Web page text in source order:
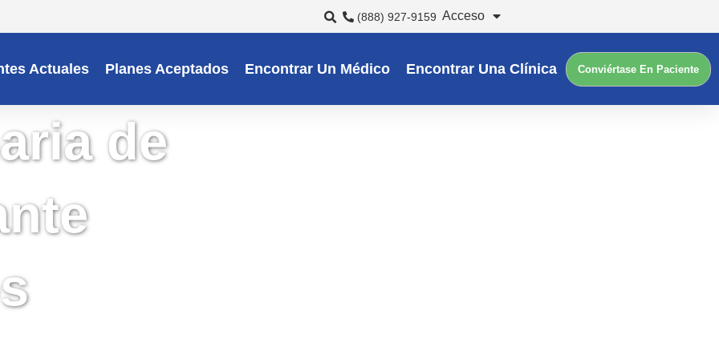
(888) 927-9159 Acceso
Actuales Planes Aceptados Encontrar Un Médico Encontrar Una Clínica Conviértase En Paciente
de